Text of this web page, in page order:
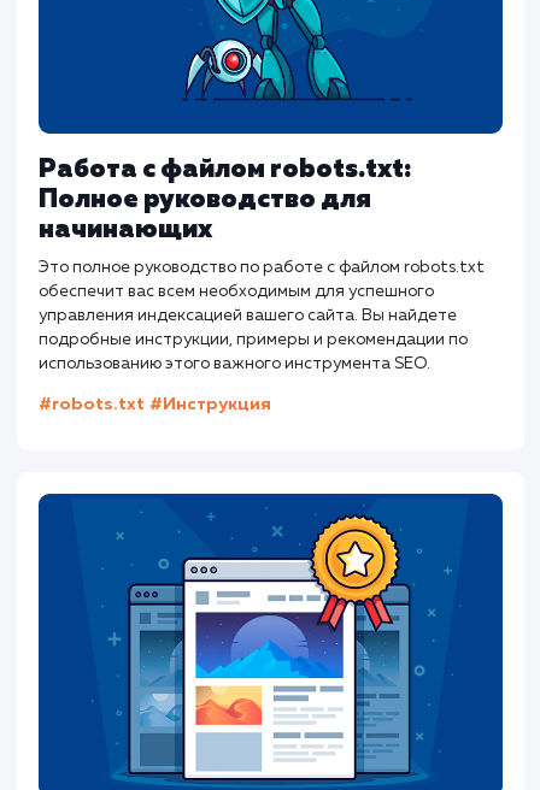
Полное руководство для
начинающих
Это полное руководство по работе с файлом robots.txt
обеспечит вас всем необходимым для успешного
управления индексацией вашего сайта. Вы найдете
подробные инструкции, примеры и рекомендации по
использованию этого важного инструмента SEO.
#robots.txt #Инструкция